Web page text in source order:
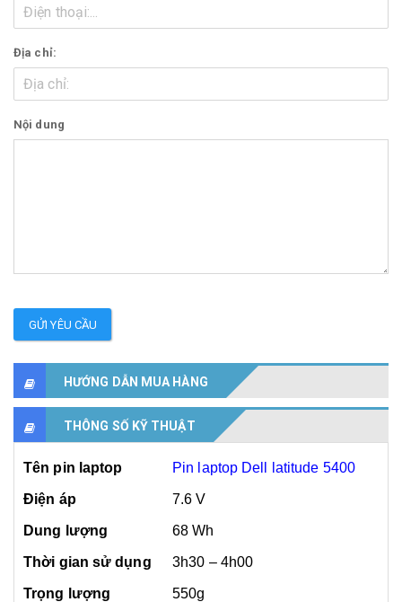
Địa chỉ:
Nội dung
GỬI YÊU CẦU
HƯỚNG DẪN MUA HÀNG
THÔNG SỐ KỸ THUẬT
Tên pin laptop Pin laptop Dell latitude 5400
Điện áp 7.6 V
Dung lượng 68 Wh
Thời gian sử dụng 3h30 – 4h00
Trọng lượng 550g